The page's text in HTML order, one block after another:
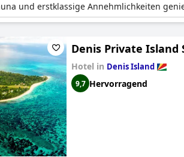
und erstklassige Annehmlichkeiten
Denis Private Island
Hotel in Denis Island
9,7 Hervorragend